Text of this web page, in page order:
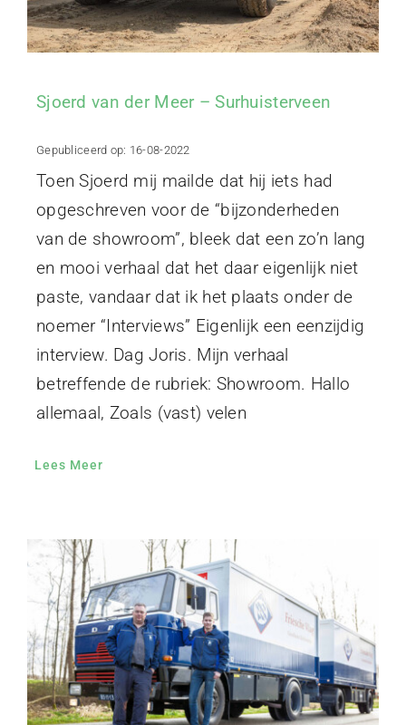
Sjoerd van der Meer – Surhuisterveen
Gepubliceerd op: 16-08-2022
Toen Sjoerd mij mailde dat hij iets had
opgeschreven voor de “bijzonderheden
van de showroom”, bleek dat een zo’n lang
en mooi verhaal dat het daar eigenlijk niet
paste, vandaar dat ik het plaats onder de
noemer “Interviews” Eigenlijk een eenzijdig
interview. Dag Joris. Mijn verhaal
betreffende de rubriek: Showroom. Hallo
allemaal, Zoals (vast) velen
Lees Meer